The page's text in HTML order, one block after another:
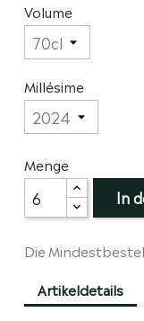
Volume
Millésime
Menge
In
Die
Artikeldetails